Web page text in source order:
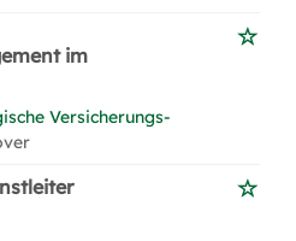
im
Versicherungs-